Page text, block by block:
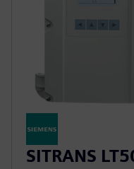
SITRANS